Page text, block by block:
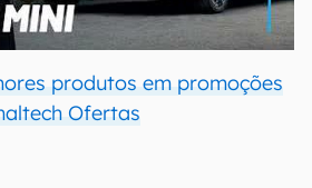
produtos em promoções
Ofertas